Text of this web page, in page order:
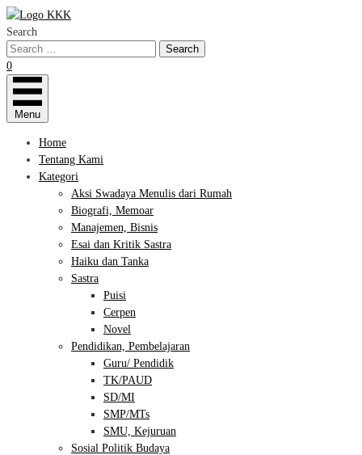
Search
0
Menu
Home
Tentang Kami
Kategori
Aksi Swadaya Menulis dari Rumah
Biografi, Memoar
Manajemen, Bisnis
Esai dan Kritik Sastra
Haiku dan Tanka
Sastra
Puisi
Cerpen
Novel
Pendidikan, Pembelajaran
Guru/ Pendidik
TK/PAUD
SD/MI
SMP/MTs
SMU, Kejuruan
Sosial Politik Budaya